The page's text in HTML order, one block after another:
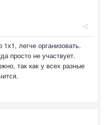
легче организовать.
просто не участвует.
так как у всех разные